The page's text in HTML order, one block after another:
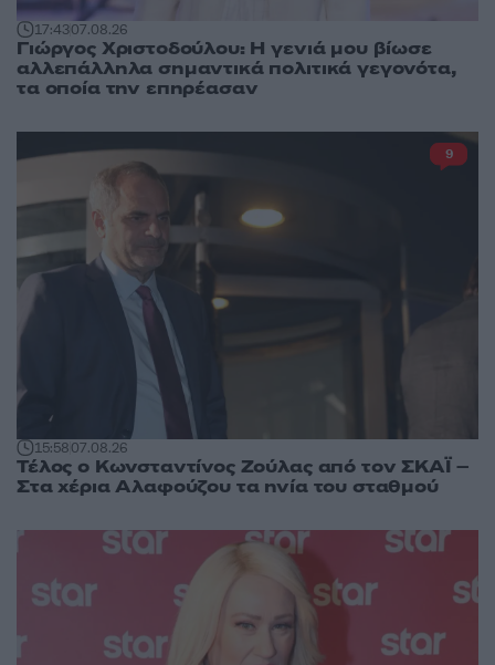
17:4307.08.26
Γιώργος Χριστοδούλου: Η γενιά μου βίωσε
αλλεπάλληλα σημαντικά πολιτικά γεγονότα,
τα οποία την επηρέασαν
15:5807.08.26
Τέλος ο Κωνσταντίνος Ζούλας από τον ΣΚΑΪ –
Στα χέρια Αλαφούζου τα ηνία του σταθμού
9